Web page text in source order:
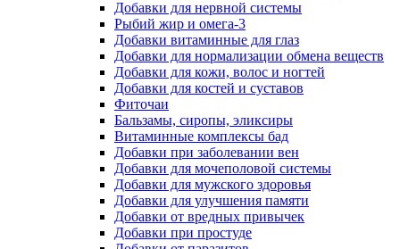
Добавки для нервной системы
Рыбий жир и омега-3
Добавки витаминные для глаз
Добавки для нормализации обмена веществ
Добавки для кожи, волос и ногтей
Добавки для костей и суставов
Фиточаи
Бальзамы, сиропы, эликсиры
Витаминные комплексы бад
Добавки при заболевании вен
Добавки для мочеполовой системы
Добавки для мужского здоровья
Добавки для улучшения памяти
Добавки от вредных привычек
Добавки при простуде